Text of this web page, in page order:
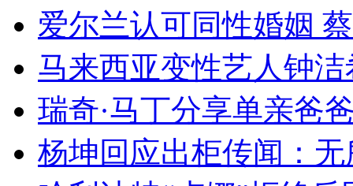
爱尔兰认可同性婚姻
马来西亚变性艺人钟
瑞奇·马丁分享单亲爸
杨坤回应出柜传闻：